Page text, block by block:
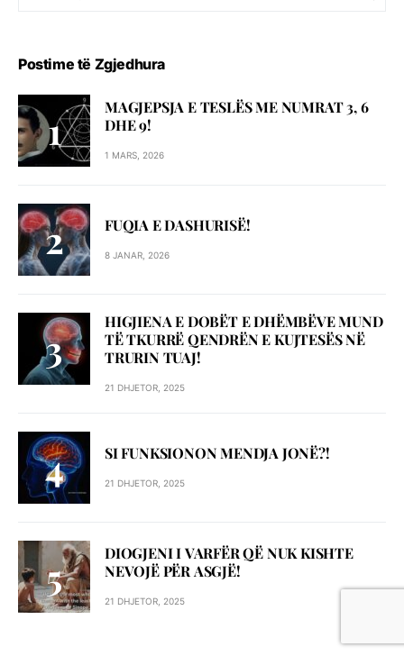
Postime të Zgjedhura
MAGJEPSJA E TESLËS ME NUMRAT 3, 6
DHE 9!
1 MARS, 2026
FUQIA E DASHURISË!
8 JANAR, 2026
HIGJIENA E DOBËT E DHËMBËVE MUND
TË TKURRË QENDRËN E KUJTESËS NË
TRURIN TUAJ!
21 DHJETOR, 2025
SI FUNKSIONON MENDJA JONË?!
21 DHJETOR, 2025
DIOGJENI I VARFËR QË NUK KISHTE
NEVOJË PËR ASGJË!
21 DHJETOR, 2025